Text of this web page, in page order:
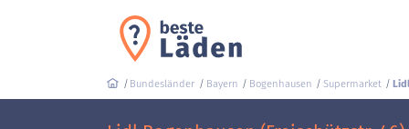
Bundesländer Bayern Bogenhausen Supermarket